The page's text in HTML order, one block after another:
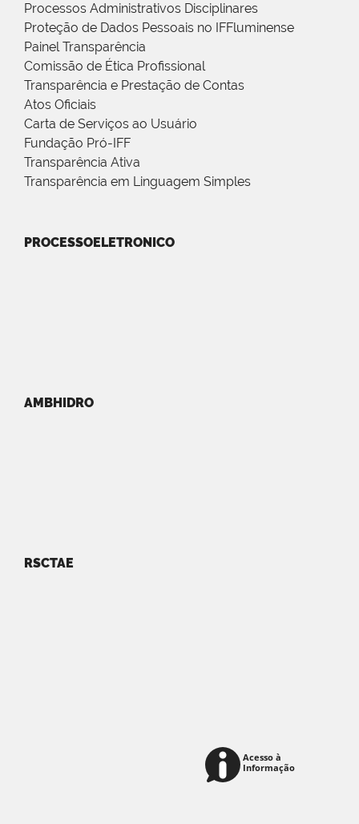
Processos Administrativos Disciplinares
Proteção de Dados Pessoais no IFFluminense
Painel Transparência
Comissão de Ética Profissional
Transparência e Prestação de Contas
Atos Oficiais
Carta de Serviços ao Usuário
Fundação Pró-IFF
Transparência Ativa
Transparência em Linguagem Simples
PROCESSOELETRONICO
AMBHIDRO
RSCTAE